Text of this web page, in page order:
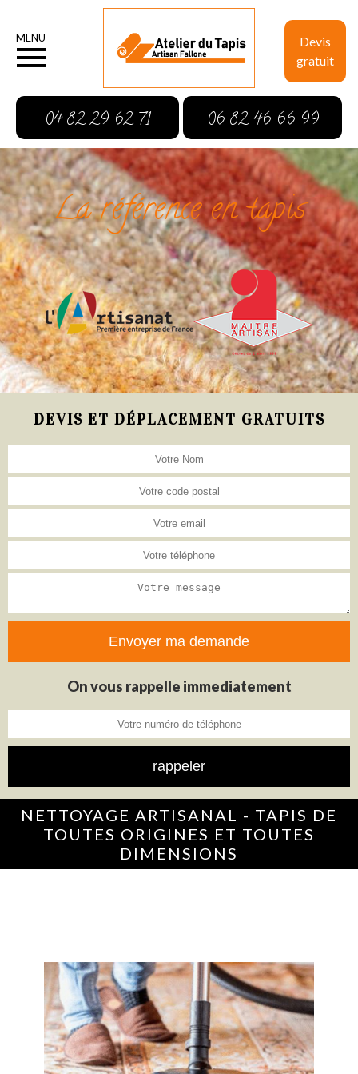
Devis
gratuit
MENU
04 82 29 62 71 06 82 46 66 99
La référence en tapis
DEVIS ET DÉPLACEMENT GRATUITS
On vous rappelle immediatement
NETTOYAGE ARTISANAL - TAPIS DE
TOUTES ORIGINES ET TOUTES
DIMENSIONS